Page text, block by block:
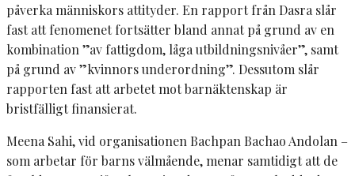
påverka människors attityder. En rapport från Dasra slår
fast att fenomenet fortsätter bland annat på grund av en
kombination ”av fattigdom, låga utbildningsnivåer”, samt
på grund av ”kvinnors underordning”. Dessutom slår
rapporten fast att arbetet mot barnäktenskap är
bristfälligt finansierat.
Meena Sahi, vid organisationen Bachpan Bachao Andolan –
som arbetar för barns välmående, menar samtidigt att de